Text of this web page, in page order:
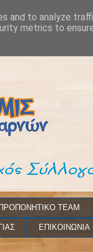
ΠΡΟΠΟΝΗΤΙΚΟ TEAM
ΕΠΙΚΟΙΝΩΝΙΑ
to analyze
metrics to